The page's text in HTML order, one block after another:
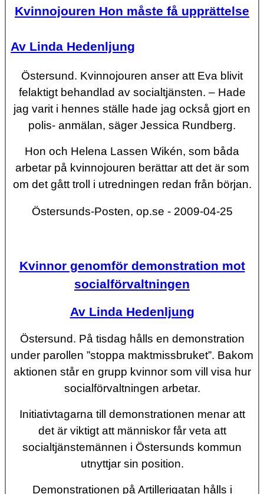
Kvinnojouren Hon måste få upprättelse
Av Linda Hedenljung
Östersund. Kvinnojouren anser att Eva blivit
felaktigt behandlad av socialtjänsten. – Hade
jag varit i hennes ställe hade jag också gjort en
polis- anmälan, säger Jessica Rundberg.
Hon och Helena Lassen Wikén, som båda
arbetar på kvinnojouren berättar att det är som
om det gått troll i utredningen redan från början.
Östersunds-Posten, op.se - 2009-04-25
Kvinnor genomför demonstration mot
socialförvaltningen
Av Linda Hedenljung
Östersund. På tisdag hålls en demonstration
under parollen ”stoppa maktmissbruket”. Bakom
aktionen står en grupp kvinnor som vill visa hur
socialförvaltningen arbetar.
Initiativtagarna till demonstrationen menar att
det är viktigt att människor får veta att
socialtjänstemännen i Östersunds kommun
utnyttjar sin position.
Demonstrationen på Artillerigatan hålls i